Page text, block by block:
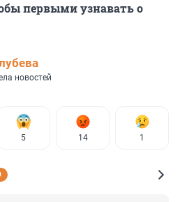
первыми узнавать о
новостей
5 14 1